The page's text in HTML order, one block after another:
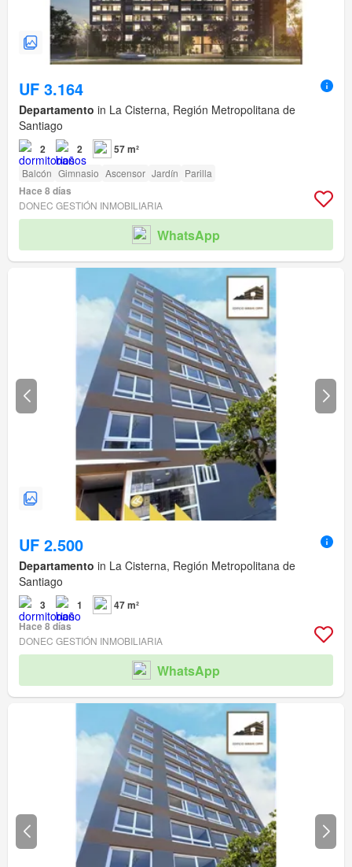
UF 3.164
Departamento in La Cisterna, Región Metropolitana de
Santiago
2 2 57 m²
Balcón Gimnasio Ascensor Jardín Parilla
Hace 8 días
DONEC GESTIÓN INMOBILIARIA
WhatsApp
UF 2.500
Departamento in La Cisterna, Región Metropolitana de
Santiago
3 1
47 m²
Hace 8 días
DONEC GESTIÓN INMOBILIARIA
WhatsApp